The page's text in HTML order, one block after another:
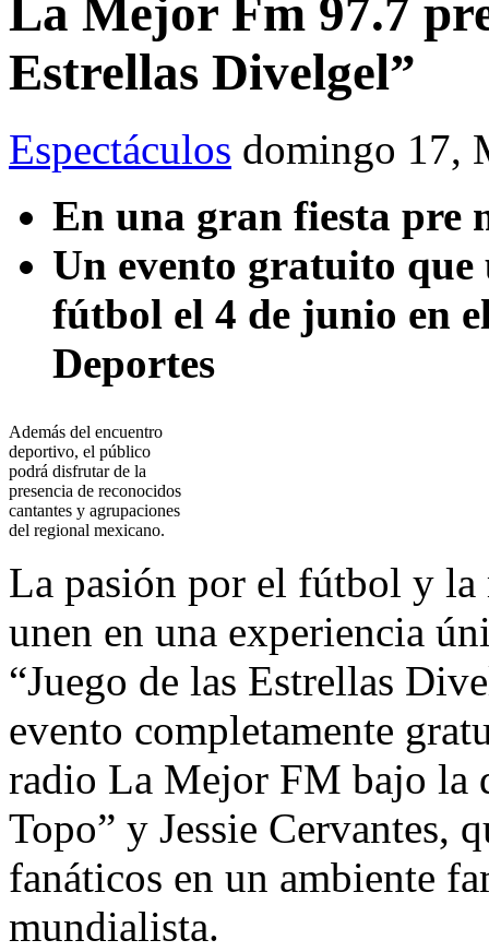
La Mejor Fm 97.7
Estrellas Divelgel”
Espectáculos domingo 17,
En una gran fiesta pre
Un evento gratuito que
fútbol el 4 de junio en
Deportes
Además del encuentro
deportivo, el público
podrá disfrutar de la
presencia de reconocidos
cantantes y agrupaciones
del regional mexicano.
La pasión por el fútbol y la
unen en una experiencia
“Juego de las Estrellas
evento completamente
radio La Mejor FM bajo la
Topo” y Jessie Cervantes,
fanáticos en un ambiente
mundialista.